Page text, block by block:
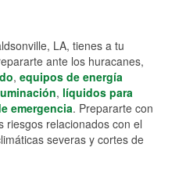
efectivas.
LA, tienes a tu
ante los huracanes,
, equipos de energía
, líquidos para
emergencia. Prepararte con
riesgos relacionados con el
severas y cortes de